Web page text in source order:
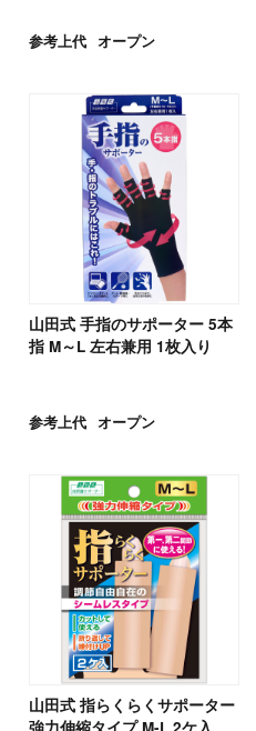
参考上代 オープン
山田式 手指のサポーター 5本
指 M～L 左右兼用 1枚入り
参考上代 オープン
山田式 指らくらくサポーター